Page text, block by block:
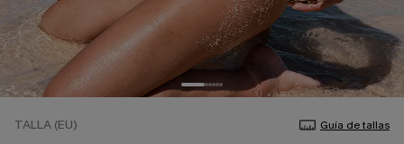
TALLA (EU) Guía de tallas